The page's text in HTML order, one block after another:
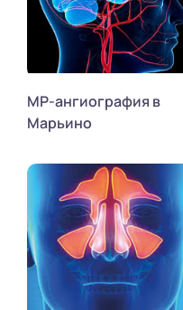
МР-ангиография в
Марьино